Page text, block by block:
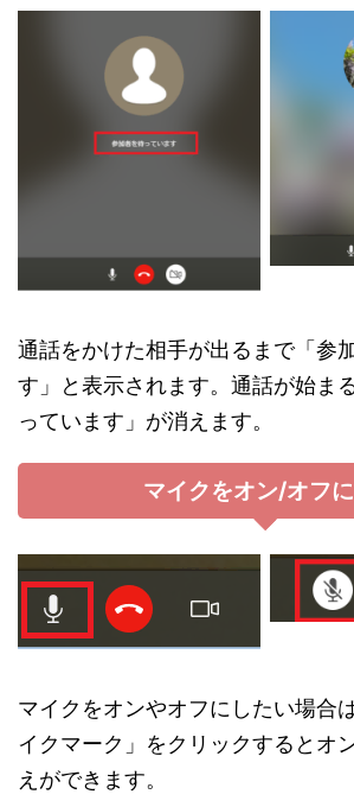
通話をかけた相手が出るまで「参
す」と表示されます。通話が始ま
っています」が消えます。
マイクをオン/オフ
マイクをオンやオフにしたい場合
イクマーク」をクリックするとオ
えができます。